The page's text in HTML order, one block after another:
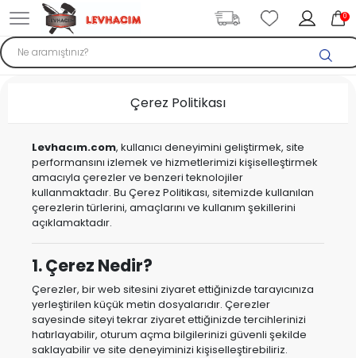
0
Çerez Politikası
Levhacım.com, kullanıcı deneyimini geliştirmek, site
performansını izlemek ve hizmetlerimizi kişiselleştirmek
amacıyla çerezler ve benzeri teknolojiler
kullanmaktadır. Bu Çerez Politikası, sitemizde kullanılan
çerezlerin türlerini, amaçlarını ve kullanım şekillerini
açıklamaktadır.
1. Çerez Nedir?
Çerezler, bir web sitesini ziyaret ettiğinizde tarayıcınıza
yerleştirilen küçük metin dosyalarıdır. Çerezler
sayesinde siteyi tekrar ziyaret ettiğinizde tercihlerinizi
hatırlayabilir, oturum açma bilgilerinizi güvenli şekilde
saklayabilir ve site deneyiminizi kişiselleştirebiliriz.